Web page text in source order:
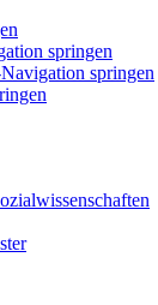
springen
springen